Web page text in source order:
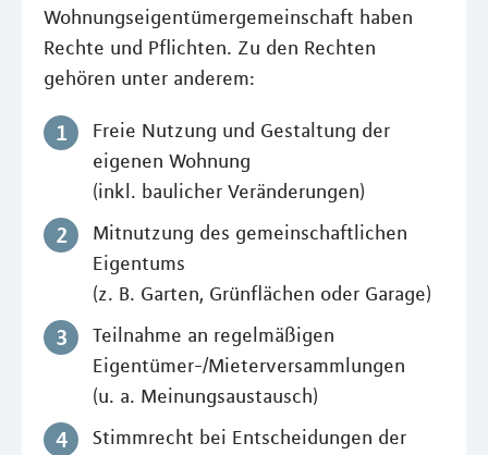
Wohnungseigentümergemeinschaft haben
Rechte und Pflichten. Zu den Rechten
gehören unter anderem:
Freie Nutzung und Gestaltung der
eigenen Wohnung
(inkl. baulicher Veränderungen)
Mitnutzung des gemeinschaftlichen
Eigentums
(z. B. Garten, Grünflächen oder Garage)
Teilnahme an regelmäßigen
Eigentümer-/Mieterversammlungen
(u. a. Meinungsaustausch)
Stimmrecht bei Entscheidungen der